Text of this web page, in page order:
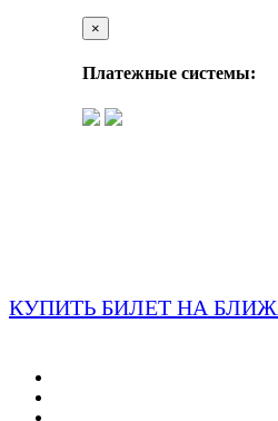
×
Платежные системы:
КУПИТЬ БИЛЕТ НА